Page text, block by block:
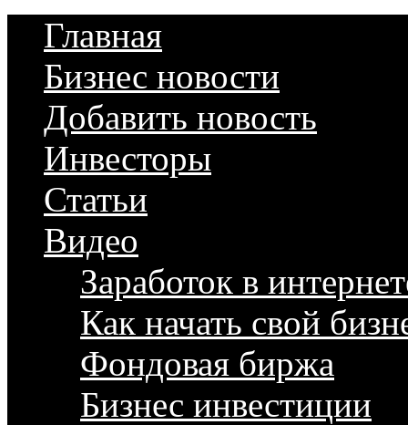
Главная
Бизнес новости
Добавить новость
Инвесторы
Статьи
Видео
Заработок в
Как начать свой
Фондовая биржа
Бизнес инвестиции